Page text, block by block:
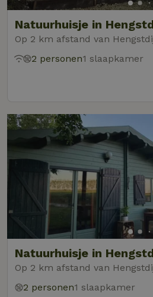
Natuurhuisje in
Op 2 km afstand van
2 personen1 slaapkamer
Natuurhuisje in
Op 2 km afstand van
2 personen1 slaapkamer